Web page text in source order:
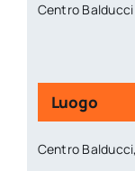
Centro
Luogo
Centro